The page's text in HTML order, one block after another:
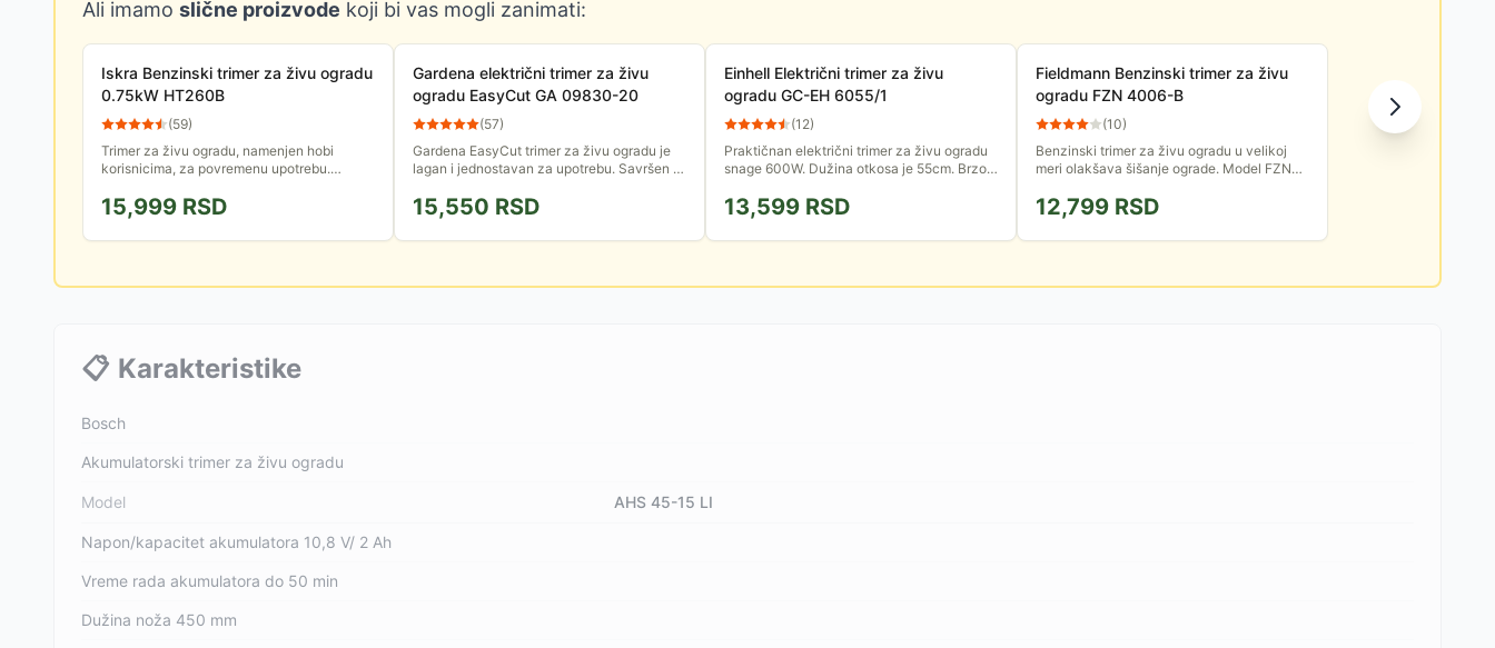
Ali imamo slične proizvode koji bi vas mogli zanimati:
Iskra Benzinski trimer za živu ogradu
0.75kW HT260B
(59)
Trimer za živu ogradu, namenjen hobi
korisnicima, za povremenu upotrebu.
oblikovanje žive ograde.
15,999 RSD
Gardena električni trimer za živu
ogradu EasyCut GA 09830-20
(57)
Gardena EasyCut trimer za živu ogradu je
lagan i jednostavan za upotrebu. Savršen je
osigurava vrlo precizno...
15,550 RSD
Einhell Električni trimer za živu
ogradu GC-EH 6055/1
(12)
Praktičnan električni trimer za živu ogradu
snage 600W. Dužina otkosa je 55cm. Brzo i
13,599 RSD
Fieldmann Benzinski trimer za živu
ogradu FZN 4006-B
(10)
Benzinski trimer za živu ogradu u velikoj
meri olakšava šišanje ograde. Model FZN
dužina rezne šipke je 510...
12,799 RSD
📋 Karakteristike
Bosch
Akumulatorski trimer za živu ogradu
Model AHS 45-15 LI
Napon/kapacitet akumulatora 10,8 V/ 2 Ah
Vreme rada akumulatora do 50 min
Dužina noža 450 mm